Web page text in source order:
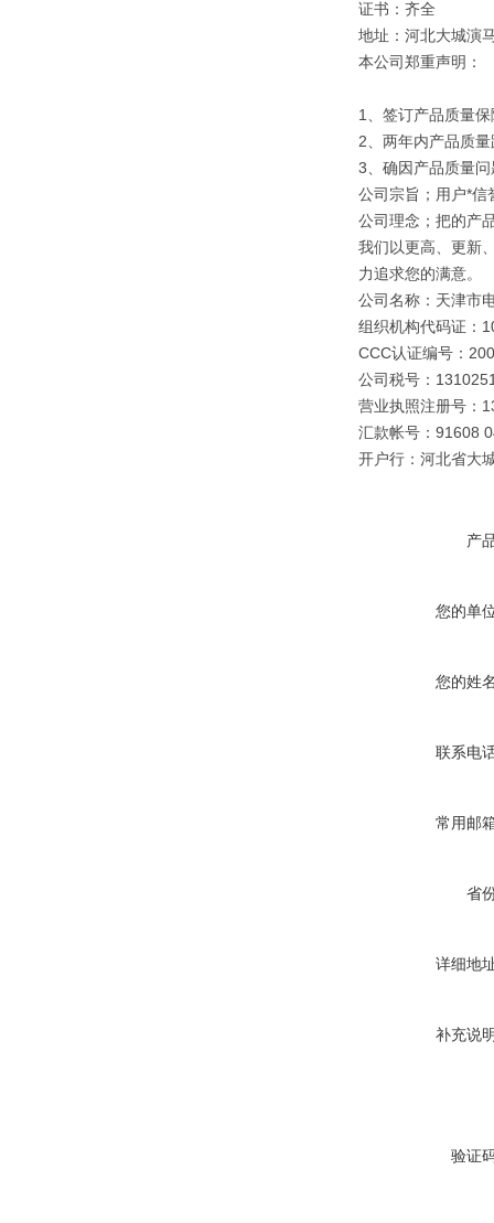
证书：齐全
地址：河北大城演
本公司郑重声明：
1、签订产品质量
2、两年内产品质
3、确因产品质量
公司宗旨；用户*信
公司理念；把的产
我们以更高、更新
力追求您的满意。
公司名称：天津市
组织机构代码证：
CCC认证编号：
公司税号：
营业执照注册号：
汇款帐号：91608
开户行：河北省大
产
您的单
您的姓
联系电
常用邮
省
详细地
补充说
验证